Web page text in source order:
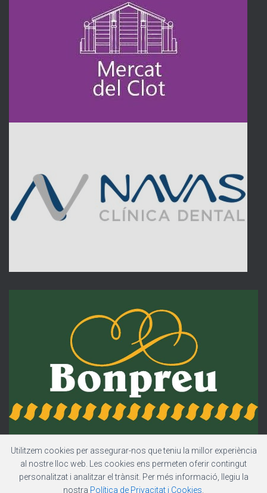
Utilitzem cookies per assegurar-nos que teniu la millor experiència
al nostre lloc web. Les cookies ens permeten oferir contingut
personalitzat i analitzar el trànsit. Per més informació, llegiu la
nostra Política de Privacitat i Cookies